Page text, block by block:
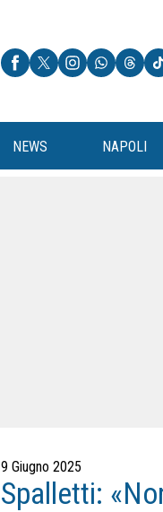
NEWS NAPOLI
9 Giugno 2025
Spalletti: